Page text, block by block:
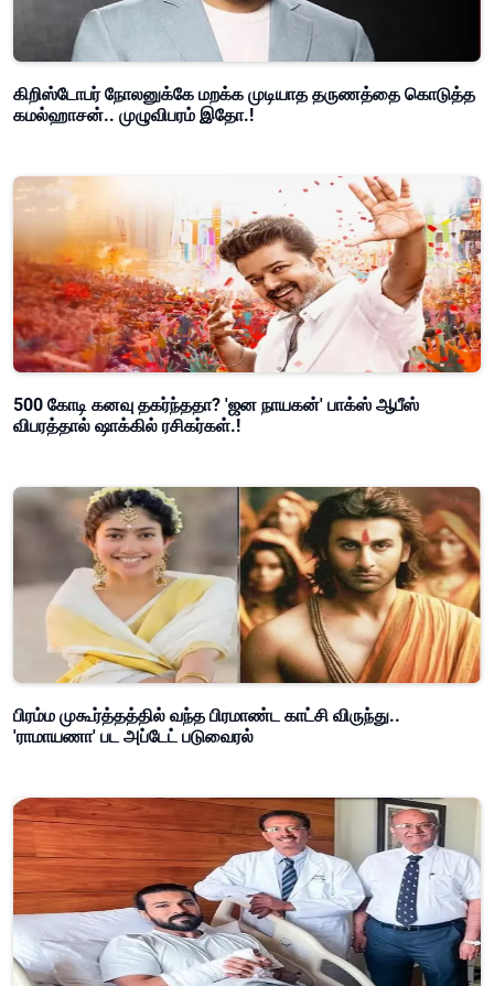
கிறிஸ்டோபர் நோலனுக்கே மறக்க முடியாத தருணத்தை கொடுத்த
கமல்ஹாசன்.. முழுவிபரம் இதோ.!
500 கோடி கனவு தகர்ந்ததா? 'ஜன நாயகன்' பாக்ஸ் ஆபீஸ்
விபரத்தால் ஷாக்கில் ரசிகர்கள்.!
பிரம்ம முகூர்த்தத்தில் வந்த பிரமாண்ட காட்சி விருந்து..
'ராமாயணா' பட அப்டேட் படுவைரல்